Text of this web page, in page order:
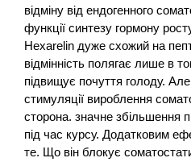
відміну від ендогенного
функції синтезу гормону
Hexarelin дуже схожий на
відмінність полягає лише в
підвищує почуття голоду.
стимуляції вироблення
сторона. значне збільшення
під час курсу. Додатковим
те. Що він блокує